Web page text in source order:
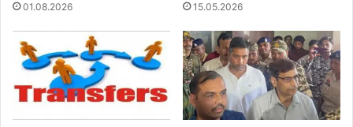
01.08.2026 15.05.2026